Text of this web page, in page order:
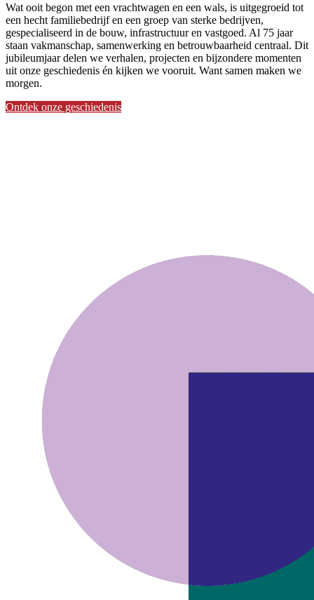
Wat ooit begon met een vrachtwagen en een wals, is uitgegroeid tot
een hecht familiebedrijf en een groep van sterke bedrijven,
gespecialiseerd in de bouw, infrastructuur en vastgoed. Al 75 jaar
staan vakmanschap, samenwerking en betrouwbaarheid centraal. Dit
jubileumjaar delen we verhalen, projecten en bijzondere momenten
uit onze geschiedenis én kijken we vooruit. Want samen maken we
morgen.
Ontdek onze geschiedenis